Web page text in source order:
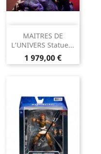
MAITRES DE
L’UNIVERS Statue...
Prix
1 979,00 €